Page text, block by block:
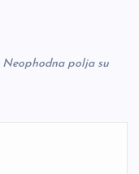
Neophodna polja su